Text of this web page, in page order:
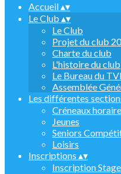
Accueil▴▾
Le Club ▴▾
Le Club
Projet du club
Charte du club
L'histoire du club
Le Bureau du
Assemblée
Les différentes
Créneaux
Jeunes
Seniors
Loisirs
Inscriptions ▴▾
Inscription